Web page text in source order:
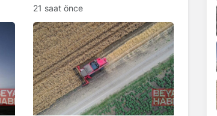
21 saat önce